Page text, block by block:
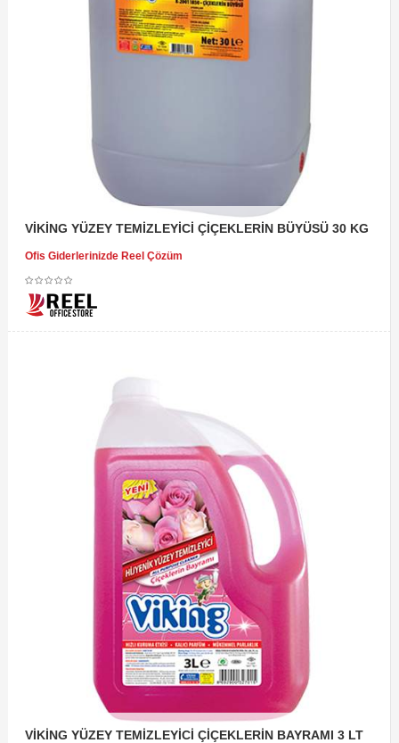
VİKİNG YÜZEY TEMİZLEYİCİ ÇİÇEKLERİN BÜYÜSÜ 30 KG
Ofis Giderlerinizde Reel Çözüm
VİKİNG YÜZEY TEMİZLEYİCİ ÇİÇEKLERİN BAYRAMI 3 LT